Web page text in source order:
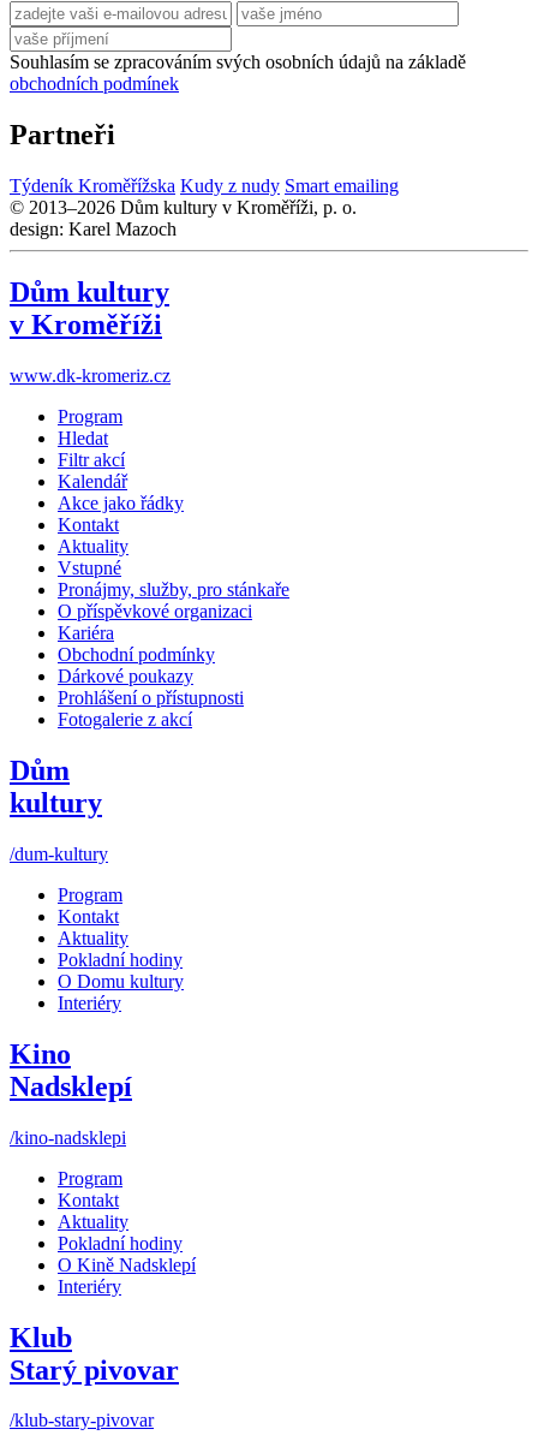
Souhlasím se zpracováním svých osobních údajů na základě
obchodních podmínek
Partneři
Týdeník Kroměřížska Kudy z nudy Smart emailing
© 2013–2026 Dům kultury v Kroměříži, p. o.
design: Karel Mazoch
Dům kultury
v Kroměříži
www.dk-kromeriz.cz
Program
Hledat
Filtr akcí
Kalendář
Akce jako řádky
Kontakt
Aktuality
Vstupné
Pronájmy, služby, pro stánkaře
O příspěvkové organizaci
Kariéra
Obchodní podmínky
Dárkové poukazy
Prohlášení o přístupnosti
Fotogalerie z akcí
Dům
kultury
/dum-kultury
Program
Kontakt
Aktuality
Pokladní hodiny
O Domu kultury
Interiéry
Kino
Nadsklepí
/kino-nadsklepi
Program
Kontakt
Aktuality
Pokladní hodiny
O Kině Nadsklepí
Interiéry
Klub
Starý pivovar
/klub-stary-pivovar